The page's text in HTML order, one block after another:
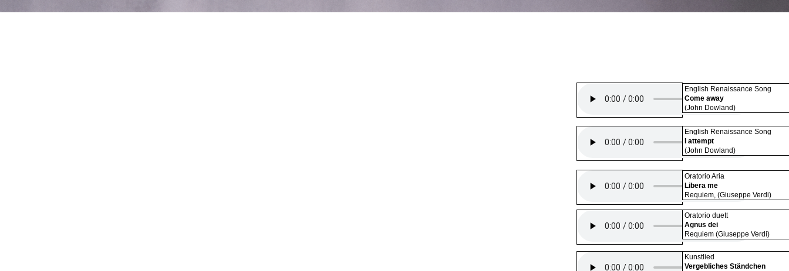
English Renaissance Song
Come away
(John Dowland)
English Renaissance Song
I attempt
(John Dowland)
Oratorio Aria
Libera me
Requiem, (Giuseppe Verdi)
Oratorio duett
Agnus dei
Requiem (Giuseppe Verdi)
Kunstlied
Vergebliches Ständchen